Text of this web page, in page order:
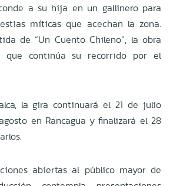
a su hija en un gallinero para
míticas que acechan la zona.
de “Un Cuento Chileno”, la obra
que continúa su recorrido por el
la gira continuará el 21 de julio
en Rancagua y finalizará el 28
abiertas al público mayor de